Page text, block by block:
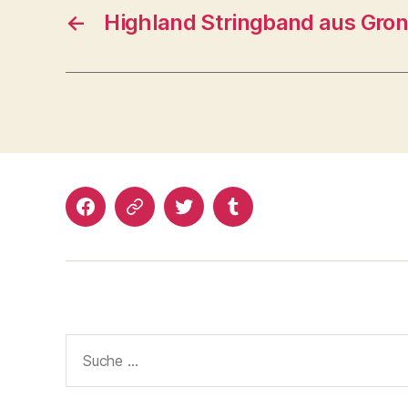
← Highland Stringband aus
FacebookGoogle+TwitterTumblr
nach: